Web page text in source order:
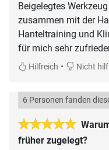
Beigelegtes
zusammen mit der
Hanteltraining und
für mich sehr
Hilfreich • Nicht
früher zugelegt?
6 Personen fanden